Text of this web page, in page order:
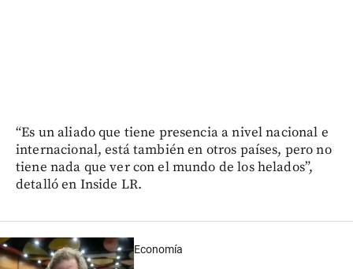
“Es un aliado que tiene presencia a nivel nacional e
internacional, está también en otros países, pero no
tiene nada que ver con el mundo de los helados”,
detalló en Inside LR.
Economía